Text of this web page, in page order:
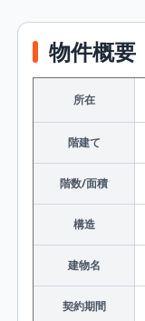
物件概要
所在
階建て
階数/面積
構造
建物名
契約期間